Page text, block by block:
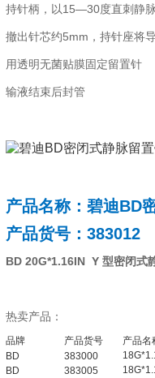
持针柄，以15—30度直刺静
撤出针芯约5mm，持针座将
用透明无菌贴膜固定留置针
输液结束后封管
产品名称：碧迪BD
产品货号：383012
BD 20G*1.16IN Y 型密闭式
热卖产品：
品牌 产品货号
产品名
BD
383000
BD
383005